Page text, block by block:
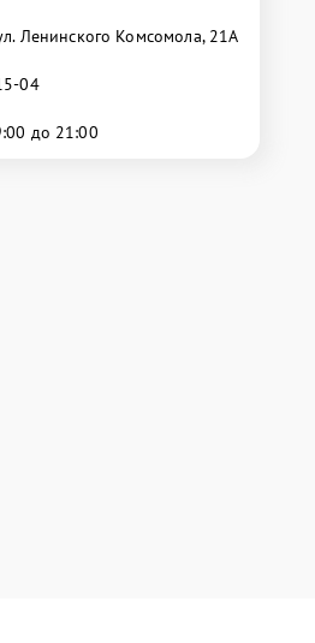
Ленинского Комсомола, 21А
04
до 21:00